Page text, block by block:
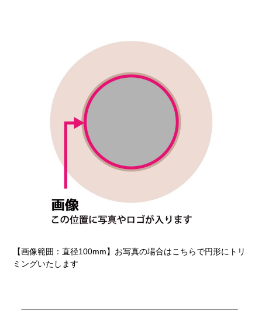
【画像範囲：直径100mm】お写真の場合はこちらで円形にトリ
ミングいたします